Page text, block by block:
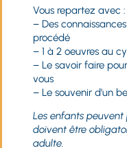
Vous repartez avec :
– Des
procédé
– 1 à 2 oeuvres au
– Le savoir faire
vous
– Le souvenir d’un
Les enfants
doivent être
adulte.